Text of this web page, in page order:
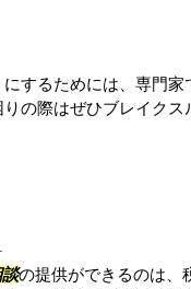
するためには、専門家
の際はぜひブレイクス
の提供ができるのは、